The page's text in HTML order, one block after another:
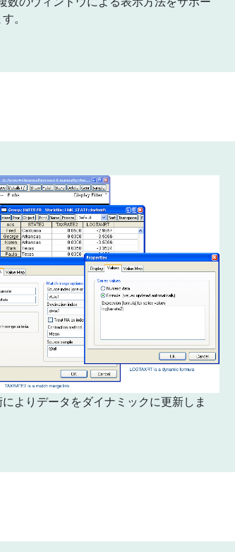
。
によりデータをダイナミックに更新しま